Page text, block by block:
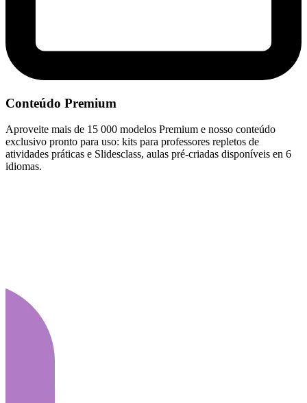
Conteúdo Premium
Aproveite mais de 15 000 modelos Premium e nosso conteúdo
exclusivo pronto para uso: kits para professores repletos de
atividades práticas e Slidesclass, aulas pré-criadas disponíveis en 6
idiomas.